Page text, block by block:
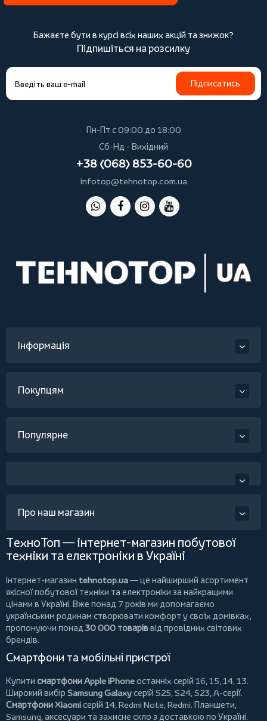
Бажаєте бути в курсі всіх наших акцій та знижок?
Підпишіться на розсилку
Підписатись
Пн-Пт с 09:00 до 18:00
Сб-Нд - Вихідний
+38 (068) 853-60-60
infotop@tehnotop.com.ua
Інформація
Покупцям
Популярне
Про наш магазин
ТехноТоп — інтернет-магазин побутової
техніки та електроніки в Україні
Інтернет-магазин tehnotop.ua— це найширший асортимент
якісної побутової техніки та електроніки за найкращими
цінами в Україні. Вже понад 7 років ми допомагаємо
українським родинам створювати комфорт у своїх домівках,
пропонуючи понад 30 000 товаріввід провідних світових
брендів.
Смартфони та мобільні пристрої
Купити смартфони Apple iPhoneостанніх серій 16, 15, 14, 13.
Широкий вибір Samsung Galaxyсерій S25, S24, S23, A-серії.
Смартфони Xiaomiсерій 14, Redmi Note, Redmi. Планшети,
Samsung, аксесуари тазахисне скло з доставкою по Україні.